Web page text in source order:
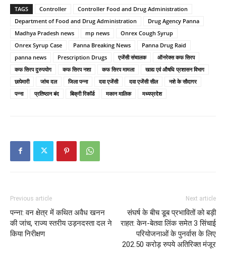
TAGS Controller
Controller Food and Drug Administration
Department of Food and Drug Administration
Drug Agency Panna
Madhya Pradesh news
mp news
Onrex Cough Syrup
Onrex Syrup Case
Panna Breaking News
Panna Drug Raid
panna news
Prescription Drugs एजेंसी संचालक
ऑनरेक्स कफ सिरप
कफ सिरप दुरुपयोग
कफ सिरप नशा कफ सिरप मामला
खाद्य एवं औषधि प्रशासन विभाग
छापेमारी
जांच दल जिला पन्ना दवा एजेंसी दवा एजेंसी सील
नशे के सौदागर
पन्ना
प्रतिष्ठान बंद बिक्री रिकॉर्ड मकान मालिक मध्यप्रदेश
Previous article
पन्ना: वन क्षेत्र में कथित अवैध खनन
की जांच, राज्य स्तरीय उड़नदस्ता दल ने
किया निरीक्षण
Next article
संघर्ष के बीच डूब प्रभावितों को बड़ी
राहत: केन-बेतवा लिंक समेत 3 सिंचाई
परियोजनाओं के पुनर्वास के लिए
202.50 करोड़ रुपये अतिरिक्त मंजूर